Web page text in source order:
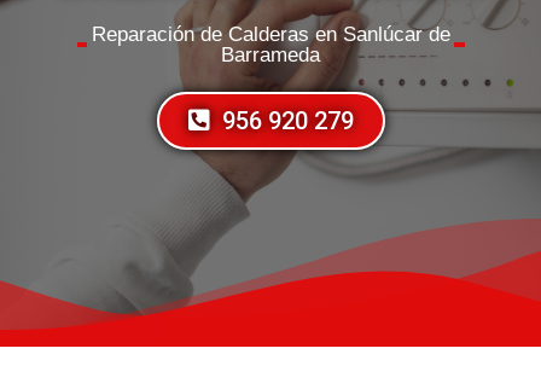
Reparación de Calderas en Sanlúcar de
Barrameda
956 920 279